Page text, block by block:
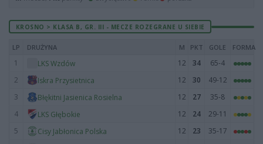
KROSNO > KLASA B, GR. III - MECZE ROZEGRANE U SIEBIE
LP DRUŻYNA M PKT GOLE FORMA
1 LKS Wzdów 12 34
65-4
2
Iskra Przysietnica 12 30
49-12
3
Błękitni Jasienica Rosielna 12 27
35-8
4
LKS Głębokie 12 24
29-11
5
Cisy Jabłonica Polska 12 23
35-17